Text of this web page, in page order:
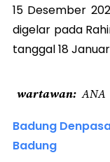
15 Desember
digelar pada
tanggal 18
wartawan ANA
Badung
Badung